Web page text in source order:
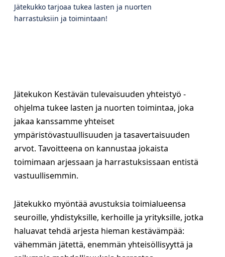
Jätekukko tarjoaa tukea lasten ja nuorten
harrastuksiin ja toimintaan!
Jätekukon Kestävän tulevaisuuden yhteistyö -
ohjelma tukee lasten ja nuorten toimintaa, joka
jakaa kanssamme yhteiset
ympäristövastuullisuuden ja tasavertaisuuden
arvot. Tavoitteena on kannustaa jokaista
toimimaan arjessaan ja harrastuksissaan entistä
vastuullisemmin.
Jätekukko myöntää avustuksia toimialueensa
seuroille, yhdistyksille, kerhoille ja yrityksille, jotka
haluavat tehdä arjesta hieman kestävämpää:
vähemmän jätettä, enemmän yhteisöllisyyttä ja